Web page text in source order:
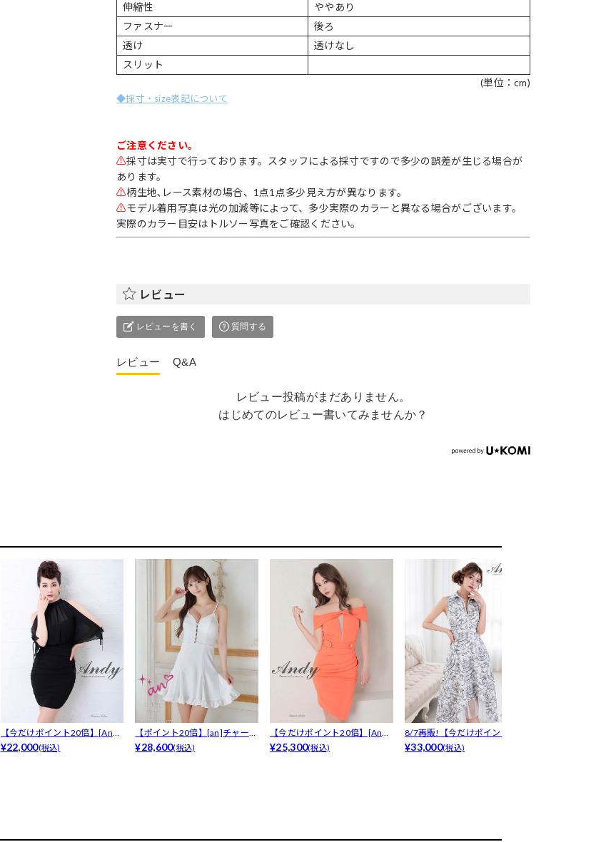
伸縮性
ややあり
ファスナー
後ろ
透け
透けなし
スリット
(単位：cm)
◆採寸・size表記について
ご注意ください。
⚠採寸は実寸で行っております。スタッフによる採寸ですので多少の誤差が生じる場合が
あります。
⚠柄生地､レース素材の場合、1点1点多少見え方が異なります。
⚠モデル着用写真は光の加減等によって、多少実際のカラーと異なる場合がございます。
実際のカラー目安はトルソー写真をご確認ください。
レビュー
レビューを書く 質問する
レビュー Q&A
レビュー投稿がまだありません。
はじめてのレビュー書いてみませんか？
【今だけポイント20倍】[And
y]ハ...
¥22,000(税込)
【ポイント20倍】[an]チャーム
付き...
¥28,600(税込)
【今だけポイント20倍】[And
y]オ...
¥25,300(税込)
8/7再販!【今だけポイント20
倍】[...
¥33,000(税込)